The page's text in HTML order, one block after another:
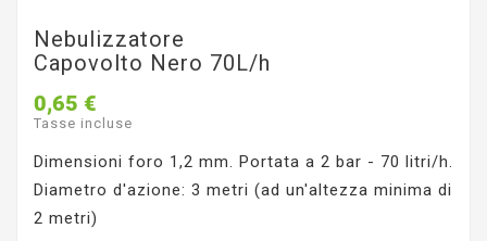
Nebulizzatore
Capovolto Nero 70L/h
0,65 €
Tasse incluse
Dimensioni foro 1,2 mm. Portata a 2 bar - 70 litri/h.
Diametro d'azione: 3 metri (ad un'altezza minima di
2 metri)